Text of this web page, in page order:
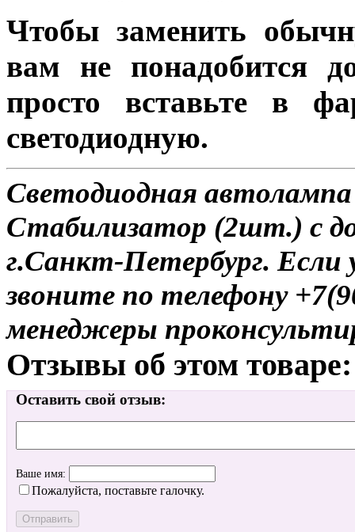
Чтобы заменить
вам не понадобится
просто вставьте в
светодиодную.
Светодиодная
Стабилизатор (2шт.) с
г.Санкт-Петербург. Если
звоните по телефону
менеджеры
Отзывы об этом товаре:
Оставить свой отзыв:
Ваше имя:
Пожалуйста, поставьте галочку.